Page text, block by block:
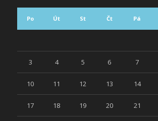
Po Út St Čt Pá
3 4 5 6 7
10 11 12 13 14
17 18 19 20 21